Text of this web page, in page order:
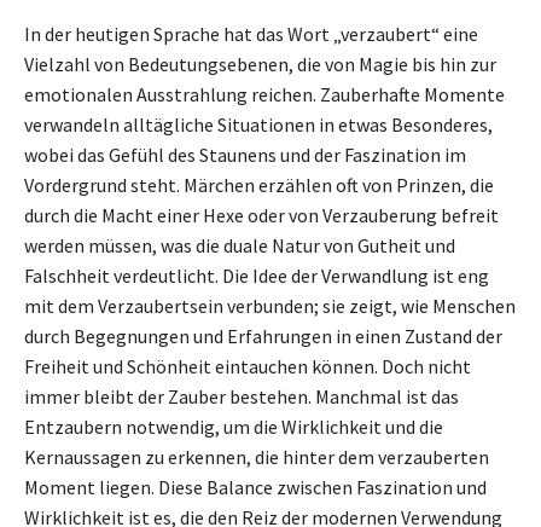
In der heutigen Sprache hat das Wort „verzaubert“ eine
Vielzahl von Bedeutungsebenen, die von Magie bis hin zur
emotionalen Ausstrahlung reichen. Zauberhafte Momente
verwandeln alltägliche Situationen in etwas Besonderes,
wobei das Gefühl des Staunens und der Faszination im
Vordergrund steht. Märchen erzählen oft von Prinzen, die
durch die Macht einer Hexe oder von Verzauberung befreit
werden müssen, was die duale Natur von Gutheit und
Falschheit verdeutlicht. Die Idee der Verwandlung ist eng
mit dem Verzaubertsein verbunden; sie zeigt, wie Menschen
durch Begegnungen und Erfahrungen in einen Zustand der
Freiheit und Schönheit eintauchen können. Doch nicht
immer bleibt der Zauber bestehen. Manchmal ist das
Entzaubern notwendig, um die Wirklichkeit und die
Kernaussagen zu erkennen, die hinter dem verzauberten
Moment liegen. Diese Balance zwischen Faszination und
Wirklichkeit ist es, die den Reiz der modernen Verwendung